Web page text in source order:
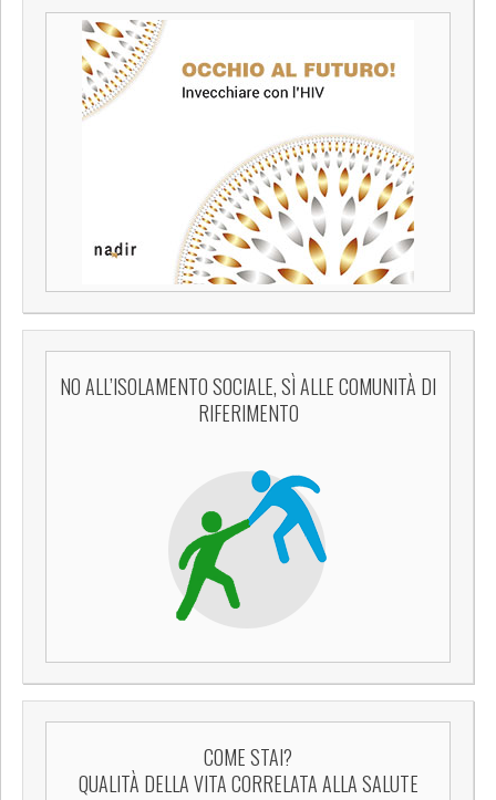
NO ALL’ISOLAMENTO SOCIALE, SÌ ALLE COMUNITÀ DI
RIFERIMENTO
COME STAI?
QUALITÀ DELLA VITA CORRELATA ALLA SALUTE